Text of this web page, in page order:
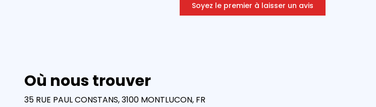
Soyez le premier à laisser un avis
Où nous trouver
35 RUE PAUL CONSTANS, 3100 MONTLUCON, FR